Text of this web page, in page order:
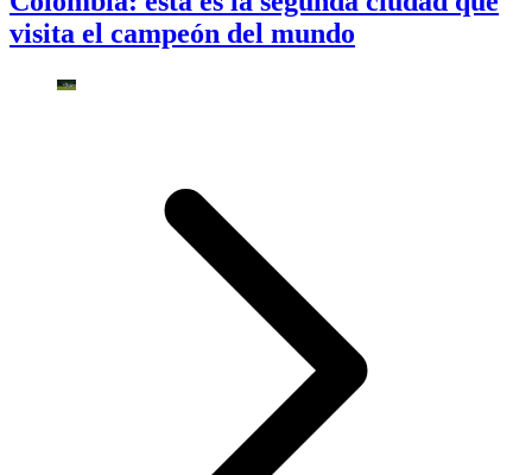
visita el campeón del mundo